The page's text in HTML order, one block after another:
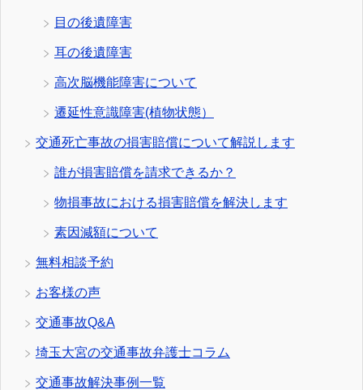
目の後遺障害
耳の後遺障害
高次脳機能障害について
遷延性意識障害(植物状態）
交通死亡事故の損害賠償について解説します
誰が損害賠償を請求できるか？
物損事故における損害賠償を解決します
素因減額について
無料相談予約
お客様の声
交通事故Q&A
埼玉大宮の交通事故弁護士コラム
交通事故解決事例一覧